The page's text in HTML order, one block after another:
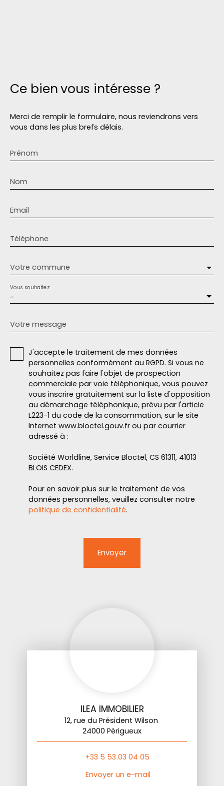
Ce bienvous intéresse ?
Merci de remplir le formulaire, nous reviendrons vers
vous dans les plus brefs délais.
Prénom
Nom
Email
Téléphone
Votre commune
-
Vous souhaitez
Votre message
J'accepte le traitement de mes données
personnelles conformément au RGPD. Si vous ne
souhaitez pas faire l'objet de prospection
commerciale par voie téléphonique, vous pouvez
vous inscrire gratuitement sur la liste d'opposition
au démarchage téléphonique, prévu par l'article
L223-1 du code de la consommation, sur le site
Internet www.bloctel.gouv.fr ou par courrier
adressé à :
Société Worldline, Service Bloctel, CS 61311, 41013
BLOIS CEDEX.
Pour en savoir plus sur le traitement de vos
données personnelles, veuillez consulter notre
politique de confidentialité.
Envoyer
ILEA IMMOBILIER
12, rue du Président Wilson
24000 Périgueux
+33 5 53 03 04 05
Envoyer un e-mail